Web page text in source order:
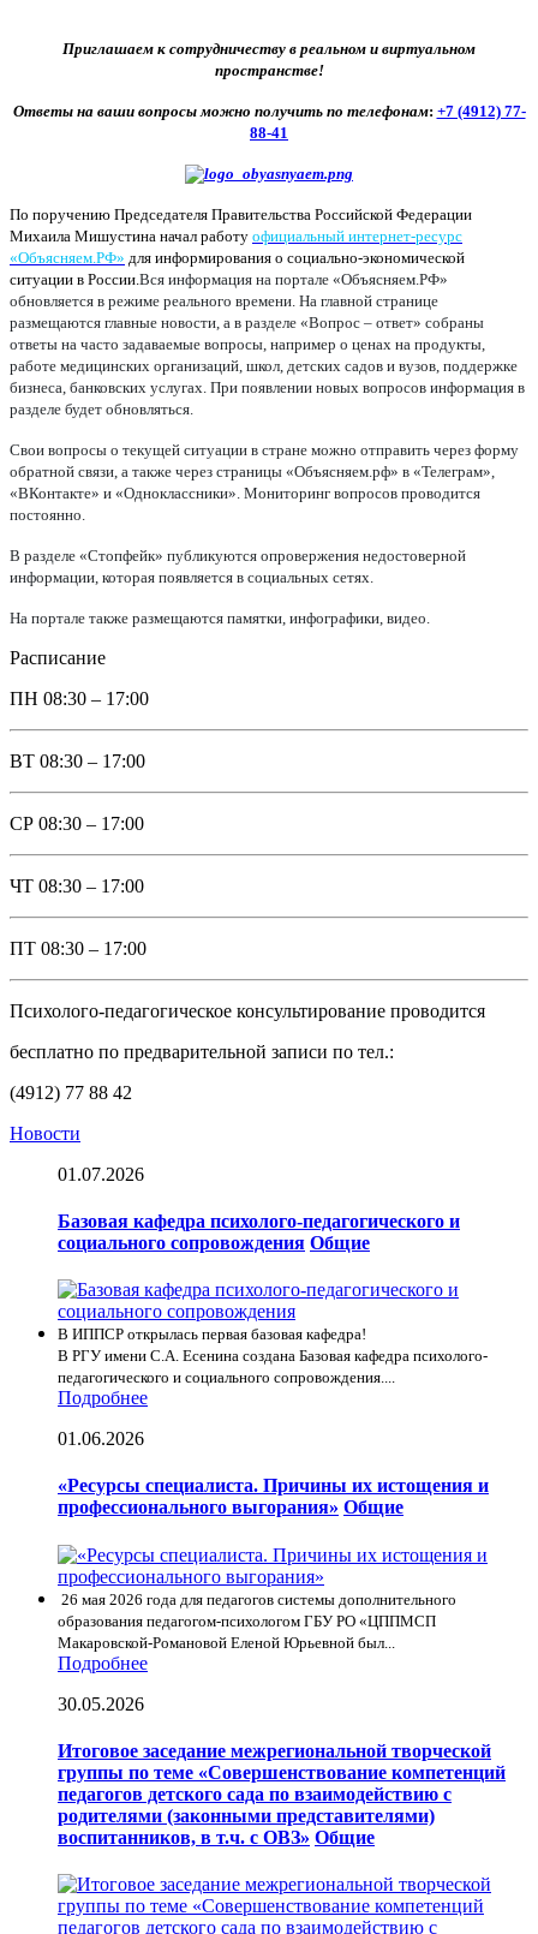
Приглашаем к сотрудничеству в реальном и виртуальном
пространстве!
Ответы на ваши вопросы можно получить по телефонам: +7 (4912) 77-
88-41
По поручению Председателя Правительства Российской Федерации
Михаила Мишустина начал работу официальный интернет-ресурс
«Объясняем.РФ» для информирования о социально-экономической
ситуации в России. Вся информация на портале «Объясняем.РФ»
обновляется в режиме реального времени. На главной странице
размещаются главные новости, а в разделе «Вопрос – ответ» собраны
ответы на часто задаваемые вопросы, например о ценах на продукты,
работе медицинских организаций, школ, детских садов и вузов, поддержке
бизнеса, банковских услугах. При появлении новых вопросов информация в
разделе будет обновляться.
Свои вопросы о текущей ситуации в стране можно отправить через форму
обратной связи, а также через страницы «Объясняем.рф» в «Телеграм»,
«ВКонтакте» и «Одноклассники». Мониторинг вопросов проводится
постоянно.
В разделе «Стопфейк» публикуются опровержения недостоверной
информации, которая появляется в социальных сетях.
На портале также размещаются памятки, инфографики, видео.
Расписание
ПН 08:30 – 17:00
ВТ 08:30 – 17:00
СР 08:30 – 17:00
ЧТ 08:30 – 17:00
ПТ 08:30 – 17:00
Психолого-педагогическое консультирование проводится
бесплатно по предварительной записи по тел.:
(4912) 77 88 42
Новости
01.07.2026
Базовая кафедра психолого-педагогического и
социального сопровождения Общие
В ИППСР открылась первая базовая кафедра!
В РГУ имени С.А. Есенина создана Базовая кафедра психолого-
педагогического и социального сопровождения....
Подробнее
01.06.2026
«Ресурсы специалиста. Причины их истощения и
профессионального выгорания» Общие
26 мая 2026 года для педагогов системы дополнительного
образования педагогом-психологом ГБУ РО «ЦППМСП
Макаровской-Романовой Еленой Юрьевной был...
Подробнее
30.05.2026
Итоговое заседание межрегиональной творческой
группы по теме «Совершенствование компетенций
педагогов детского сада по взаимодействию с
родителями (законными представителями)
воспитанников, в т.ч. с ОВЗ» Общие